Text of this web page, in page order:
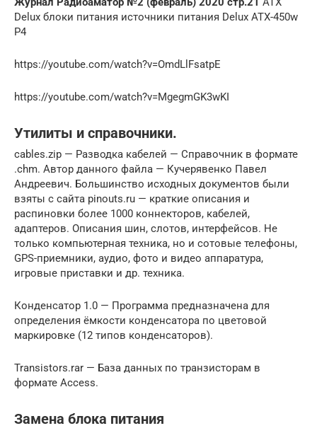
Delux блоки питания источники питания Delux ATX-450w
P4
https://youtube.com/watch?v=OmdLlFsatpE
https://youtube.com/watch?v=MgegmGK3wKI
Утилиты и справочники.
cables.zip — Разводка кабелей — Справочник в формате
.chm. Автор данного файла — Кучерявенко Павел
Андреевич. Большинство исходных документов были
взяты с сайта pinouts.ru — краткие описания и
распиновки более 1000 коннекторов, кабелей,
адаптеров. Описания шин, слотов, интерфейсов. Не
только компьютерная техника, но и сотовые телефоны,
GPS-приемники, аудио, фото и видео аппаратура,
игровые приставки и др. техника.
Конденсатор 1.0 — Программа предназначена для
определения ёмкости конденсатора по цветовой
маркировке (12 типов конденсаторов).
Transistors.rar — База данных по транзисторам в
формате Access.
Замена блока питания